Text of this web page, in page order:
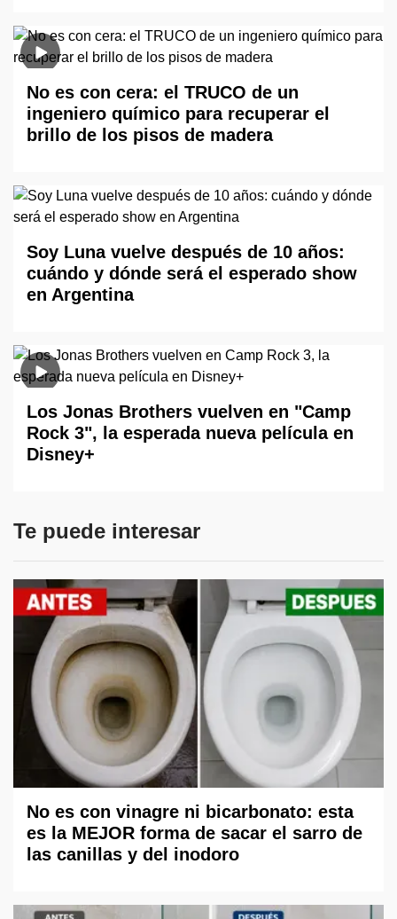
No es con cera: el TRUCO de un
ingeniero químico para recuperar el
brillo de los pisos de madera
Soy Luna vuelve después de 10 años:
cuándo y dónde será el esperado show
en Argentina
Los Jonas Brothers vuelven en "Camp
Rock 3", la esperada nueva película en
Disney+
Te puede interesar
No es con vinagre ni bicarbonato: esta
es la MEJOR forma de sacar el sarro de
las canillas y del inodoro